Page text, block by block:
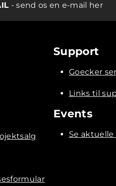
- send os en e-mail her
Support
Goecker
Links til
Events
Se